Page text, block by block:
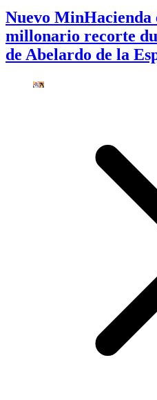
Nuevo MinHacienda
millonario recorte
de Abelardo de la